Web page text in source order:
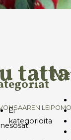
Ei
kategorioita
LEIPOMO